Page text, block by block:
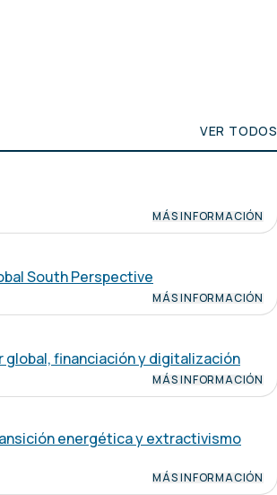
VER TODOS
MÁS INFORMACIÓN
South Perspective
MÁS INFORMACIÓN
global, financiación y digitalización
MÁS INFORMACIÓN
energética y extractivismo
MÁS INFORMACIÓN